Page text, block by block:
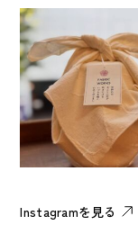
Instagramを見る